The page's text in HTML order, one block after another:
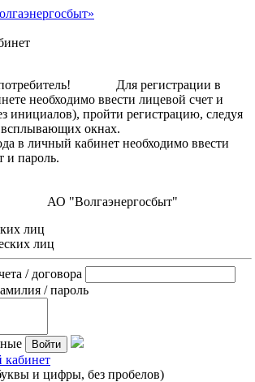
Для регистрации в
необходимо ввести лицевой счет и
инициалов), пройти регистрацию, следуя
в всплывающих окнах.
личный кабинет необходимо ввести
счет и пароль.
лиц
лиц
/ договора
/ пароль
Войти
и цифры, без пробелов)